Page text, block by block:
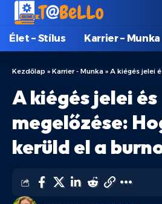
Élet – Stílus Karrier – Munka
Kezdőlap » Karrier - Munka » A kiégés jelei és
A kiégés jelei és
megelőzése:
kerüld el a